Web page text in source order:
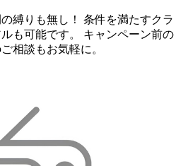
縛りも無し！ 条件を満たすクラ
も可能です。 キャンペーン前の
相談もお気軽に。